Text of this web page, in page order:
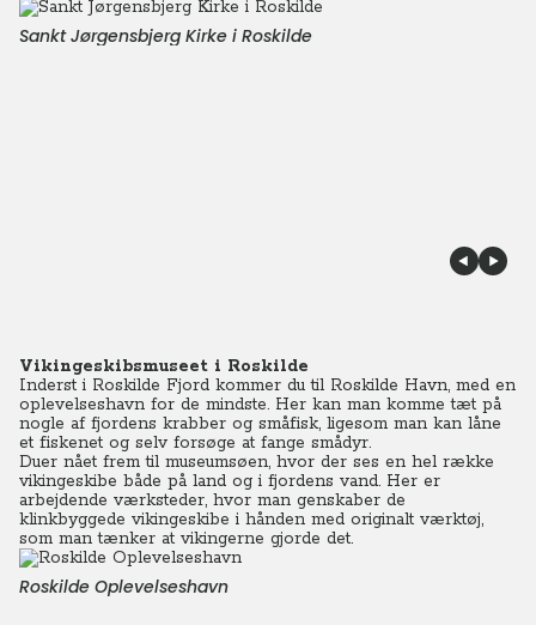
Sankt Jørgensbjerg Kirke i Roskilde
Vikingeskibsmuseet i Roskilde
Inderst i Roskilde Fjord kommer du til Roskilde Havn, med en
oplevelseshavn for de mindste. Her kan man komme tæt på
nogle af fjordens krabber og småfisk, ligesom man kan låne
et fiskenet og selv forsøge at fange smådyr.
Duer nået frem til museumsøen, hvor der ses en hel række
vikingeskibe både på land og i fjordens vand. Her er
arbejdende værksteder, hvor man genskaber de
klinkbyggede vikingeskibe i hånden med originalt værktøj,
som man tænker at vikingerne gjorde det.
Roskilde Oplevelseshavn